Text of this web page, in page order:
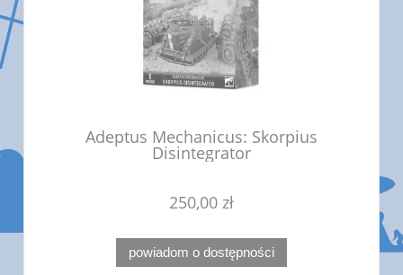
Adeptus Mechanicus: Skorpius
Disintegrator
250,00 zł
powiadom o dostępności